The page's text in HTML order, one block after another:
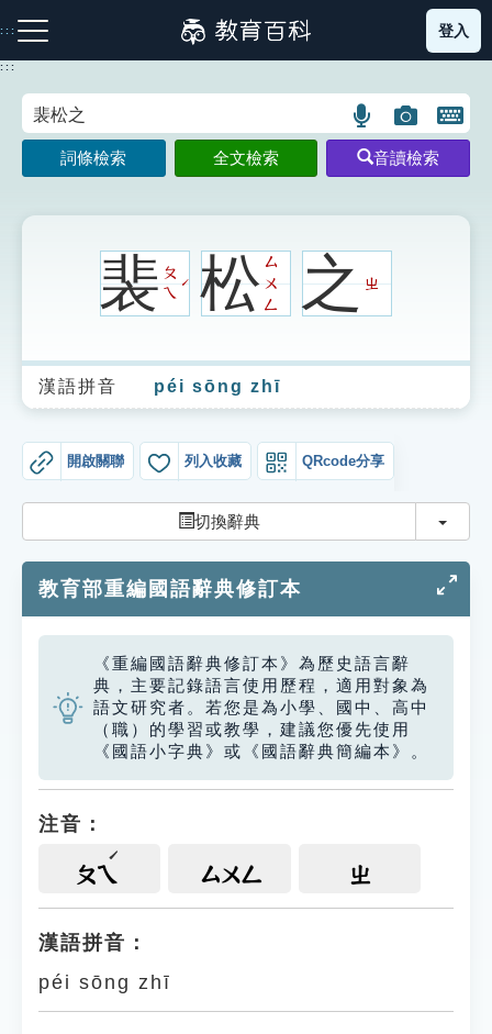
到
主
:::
注音索引圖示 筆畫索引圖示 部首索引表圖示
生字詞彙表
成語故事
索引選單
單字索引
生命大百科索引
遊戲專區
教學應用
貓頭鷹博士
登入
:::
語
言
搜
示
圖
片
搜
開
鍵
圖
詞條檢索 全文檢索 音讀檢索
裴ㄆ
ㄟ
ˊ 松ㄙ
ㄨ
ㄥ
之ㄓ
漢語拼音 péi sōng zhī
開啟關聯 列入收藏 QRcode分享
切換辭典 切換
教育部重編國語辭典修訂本
《重編國語辭典修訂本》為歷史語言辭
典，主要記錄語言使用歷程，適用對象為
語文研究者。若您是為小學、國中、高中
（職）的學習或教學，建議您優先使用
《國語小字典》或《國語辭典簡編本》。
注音：
ㄆㄟ ㄙㄨㄥ ㄓ
漢語拼音：
péi sōng zhī